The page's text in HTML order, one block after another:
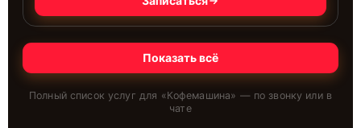
Показать всё
Полный список услуг для «Кофемашина» — по звонку или в
чате